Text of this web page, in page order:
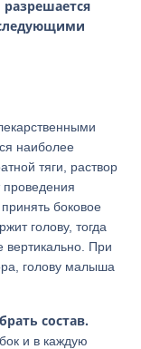
наиболее
тяги, раствор
проведения
боковое
голову, тогда
вертикально. При
голову малыша
состав.
и в каждую